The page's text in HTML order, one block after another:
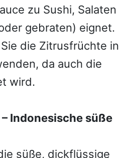
zu Sushi, Salaten
gebraten) eignet.
die Zitrusfrüchte in
da auch die
wird.
Indonesische süße
süße, dickflüssige